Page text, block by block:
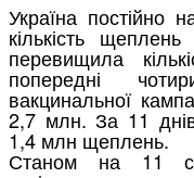
Україна постійно
кількість
перевищила
попередні
вакцинальної
2,7 млн. За 11
1,4 млн щеплень.
Станом на 11